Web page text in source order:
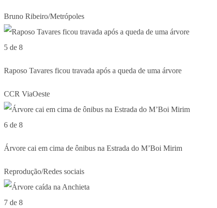
Bruno Ribeiro/Metrópoles
5 de 8
Raposo Tavares ficou travada após a queda de uma árvore
CCR ViaOeste
6 de 8
Árvore cai em cima de ônibus na Estrada do M’Boi Mirim
Reprodução/Redes sociais
7 de 8